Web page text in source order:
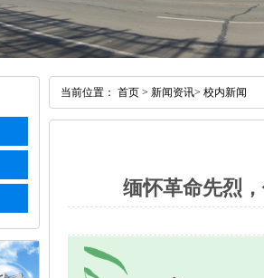
当前位置： 首页 > 新闻资讯> 校内新闻
缅怀革命先烈